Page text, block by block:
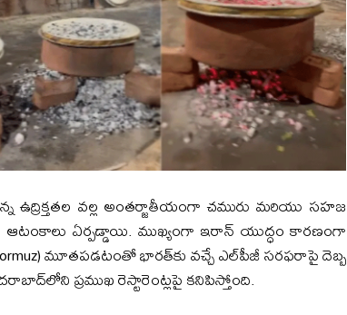
ఉద్రిక్తతల వల్ల అంతర్జాతీయంగా చమురు మరియు సహజ
ఆటంకాలు ఏర్పడ్డాయి. ముఖ్యంగా ఇరాన్ యుద్ధం కారణంగా
మూతపడటంతో భారత్‌కు వచ్చే ఎల్‌పీజీ సరఫరాపై దెబ్బ
ప్రముఖ రెస్టారెంట్లపై కనిపిస్తోంది.